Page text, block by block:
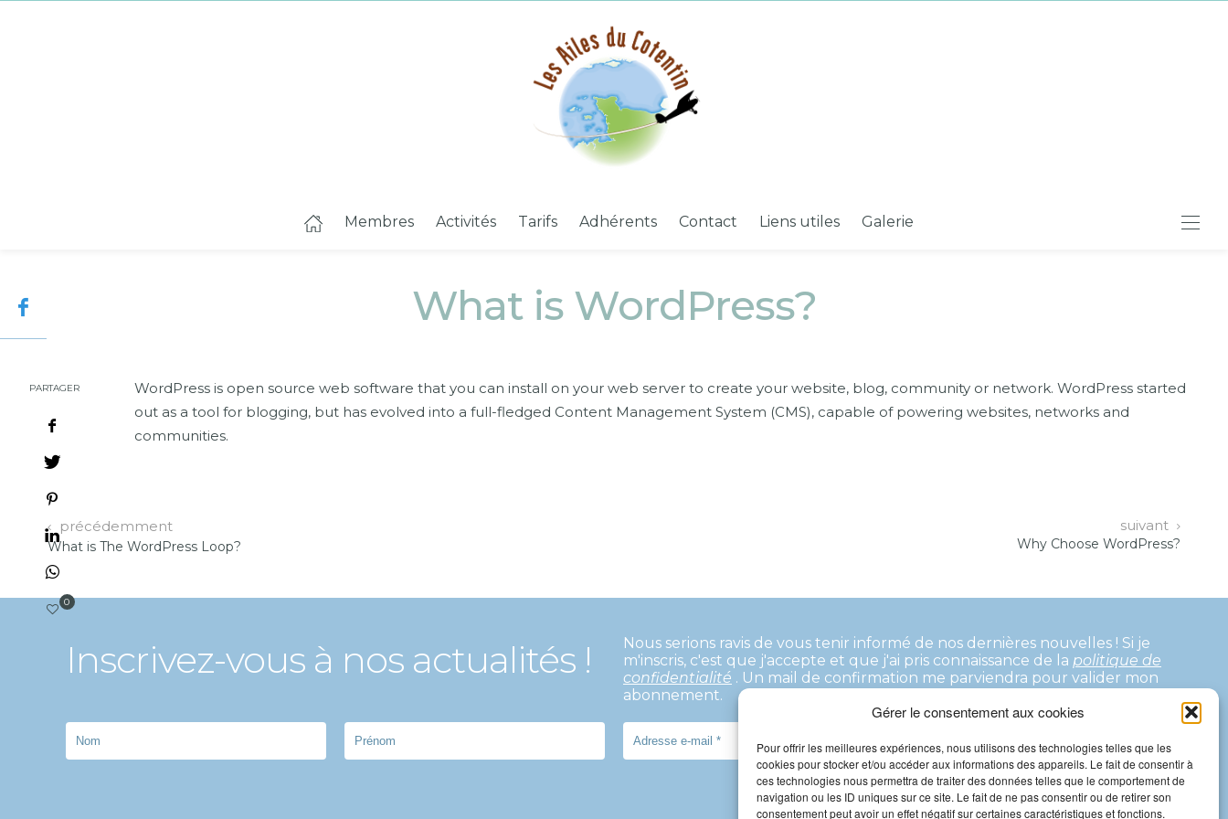
Gérer le consentement aux cookies
Pour offrir les meilleures expériences, nous utilisons des technologies telles que les
cookies pour stocker et/ou accéder aux informations des appareils. Le fait de consentir à
ces technologies nous permettra de traiter des données telles que le comportement de
navigation ou les ID uniques sur ce site. Le fait de ne pas consentir ou de retirer son
consentement peut avoir un effet négatif sur certaines caractéristiques et fonctions.
Membres Activités Tarifs Adhérents Contact Liens utiles Galerie
What is WordPress?
PARTAGER
0
WordPress is open source web software that you can install on your web server to create your website, blog, community or network. WordPress started
out as a tool for blogging, but has evolved into a full-fledged Content Management System (CMS), capable of powering websites, networks and
communities.
précédemment
What is The WordPress Loop?
suivant
Why Choose WordPress?
Inscrivez-vous à nos actualités ! Nous serions ravis de vous tenir informé de nos dernières nouvelles ! Si je
m'inscris, c'est que j'accepte et que j'ai pris connaissance de la politique de
confidentialité . Un mail de confirmation me parviendra pour valider mon
abonnement.